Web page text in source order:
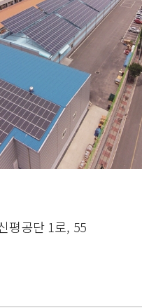
평공단 1로, 55